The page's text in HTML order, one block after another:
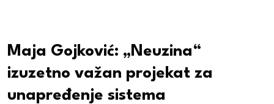
Maja Gojković: „Neuzina“
izuzetno važan projekat za
unapređenje sistema